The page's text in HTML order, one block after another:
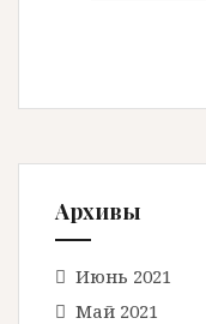
Архивы
Июнь 2021
Май 2021